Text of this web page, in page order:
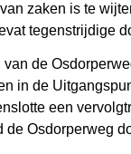
zaken is te
tegenstrijdige
de
in de
een
de Osdorperweg